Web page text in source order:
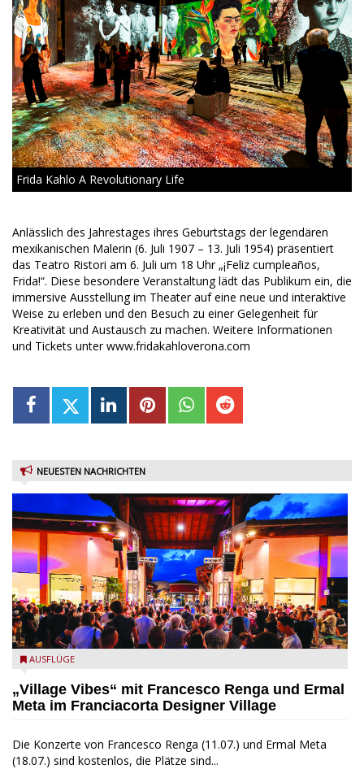
Frida Kahlo A Revolutionary Life
Anlässlich des Jahrestages ihres Geburtstags der legendären
mexikanischen Malerin (6. Juli 1907 – 13. Juli 1954) präsentiert
das Teatro Ristori am 6. Juli um 18 Uhr „¡Feliz cumpleaños,
Frida!“. Diese besondere Veranstaltung lädt das Publikum ein, die
immersive Ausstellung im Theater auf eine neue und interaktive
Weise zu erleben und den Besuch zu einer Gelegenheit für
Kreativität und Austausch zu machen. Weitere Informationen
und Tickets unter www.fridakahloverona.com
NEUESTEN NACHRICHTEN
Village Vibes im Franciacorta Designer Village
AUSFLÜGE
„Village Vibes“ mit Francesco Renga und Ermal
Meta im Franciacorta Designer Village
Die Konzerte von Francesco Renga (11.07.) und Ermal Meta
(18.07.) sind kostenlos, die Plätze sind...